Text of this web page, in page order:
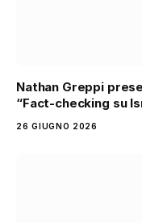
Nathan Greppi
“Fact-checking su
26 GIUGNO 2026